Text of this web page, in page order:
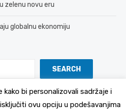
zelenu novu eru
globalnu ekonomiju
SEARCH
bi personalizovali sadržaje i
ovu opciju u podešavanjima